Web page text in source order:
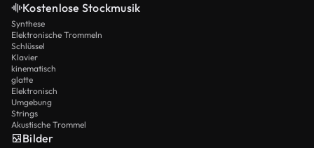
Kostenlose Stockmusik
Synthese
Elektronische Trommeln
Schlüssel
Klavier
kinematisch
glatte
Elektronisch
Umgebung
Strings
Akustische Trommel
Bilder